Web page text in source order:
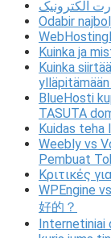
Odabir
Kuinka ja
Kuinka
BlueHosti
TASUTA
Kuidas
Weebly vs
Pembuat
Κριτικές
WPEngine
好的？
Internetiniai